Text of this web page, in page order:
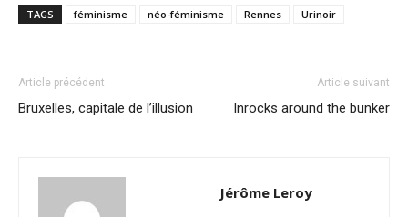
TAGS féminisme néo-féminisme Rennes Urinoir
Article précédent
Bruxelles, capitale de l’illusion
Article suivant
Inrocks around the bunker
Jérôme Leroy